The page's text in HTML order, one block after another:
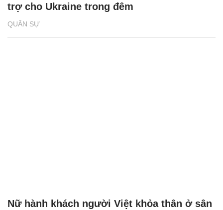
QUÂN SỰ
trợ cho Ukraine trong đêm
Nữ hành khách người Việt khỏa thân ở sân